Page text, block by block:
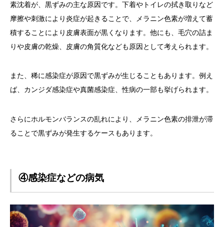
素沈着が、黒ずみの主な原因です。下着やトイレの拭き取りなど
摩擦や刺激により炎症が起きることで、メラニン色素が増えて蓄
積することにより皮膚表面が黒くなります。他にも、毛穴の詰ま
りや皮膚の乾燥、皮膚の角質化なども原因として考えられます。
また、稀に感染症が原因で黒ずみが生じることもあります。例え
ば、カンジダ感染症や真菌感染症、性病の一部も挙げられます。
さらにホルモンバランスの乱れにより、メラニン色素の排泄が滞
ることで黒ずみが発生するケースもあります。
④感染症などの病気